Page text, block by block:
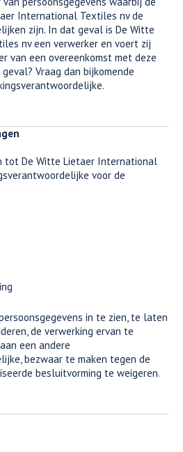
International Textiles nv de
zijn. In dat geval is De Witte
nv een verwerker en voert zij
van een overeenkomst met deze
Vraag dan bijkomende
tot De Witte Lietaer International
voor de
in te zien, te laten
de verwerking ervan te
een andere
bezwaar te maken tegen de
besluitvorming te weigeren.